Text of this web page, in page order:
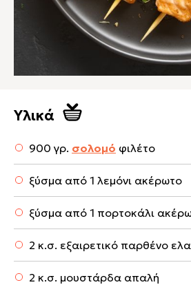
Υλικά
900 γρ. σολομό φιλέτο
ξύσμα από 1 λεμόνι ακέρωτο
ξύσμα από 1 πορτοκάλι
2 κ.σ. εξαιρετικό παρθένο
2 κ.σ. μουστάρδα απαλή